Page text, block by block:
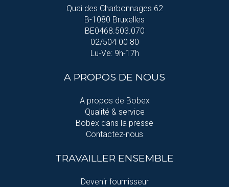
Quai des Charbonnages 62
B-1080 Bruxelles
BE0468.503.070
02/504 00 80
Lu-Ve: 9h-17h
A PROPOS DE NOUS
A propos de Bobex
Qualité & service
Bobex dans la presse
Contactez-nous
TRAVAILLER ENSEMBLE
Devenir fournisseur